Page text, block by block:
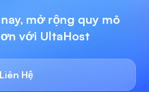
mở rộng quy mô
với UltaHost
Liên Hệ